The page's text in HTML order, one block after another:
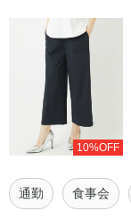
10%OFF
通勤 食事会